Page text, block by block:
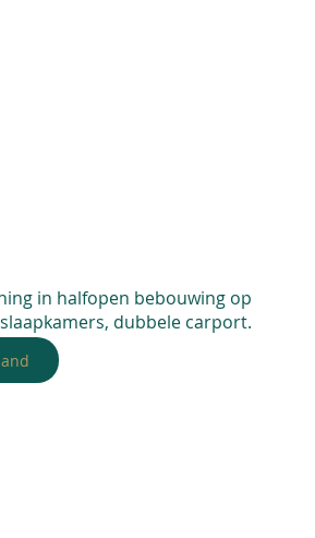
in halfopen bebouwing op
dubbele carport.